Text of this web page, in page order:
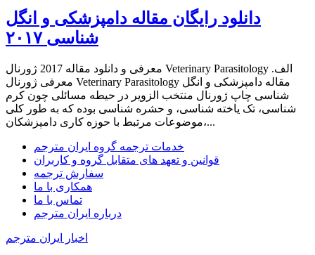
دانلود رایگان مقاله دامپزشکی و انگل
شناسی ۲۰۱۷
معرفی و دانلود مقاله 2017 ژورنال Veterinary Parasitology الف.
معرفی ژورنال Veterinary Parasitology مقاله دامپزشکی و انگل
شناسی چاپ ژورنال منتخب الزویر در حیطه مسائلی چون کرم
شناسی، تک یاخته شناسی، و حشره شناسی بوده که به طور کلی
موضوعات مرتبط با حوزه کاری دامپزشکان،...
خدمات ترجمه گروه ایران مترجم
قوانین و تعهد های متقابل گروه و کاربران
سفارش ترجمه
همکاری با ما
تماس با ما
درباره ایران مترجم
اخبار ایران مترجم